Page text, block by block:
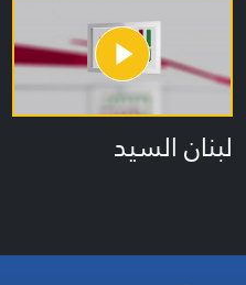
لبنان السيد